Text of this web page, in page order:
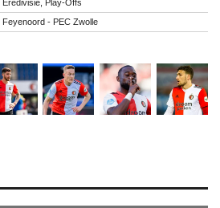
Eredivisie, Play-Offs
Feyenoord - PEC Zwolle